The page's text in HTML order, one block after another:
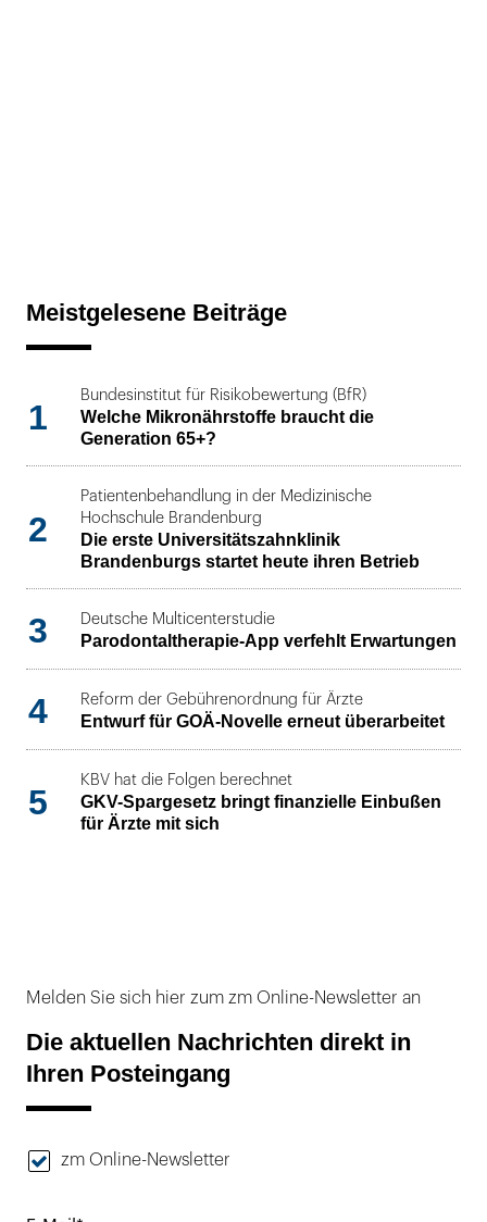
Meistgelesene Beiträge
1
Bundesinstitut für Risikobewertung (BfR)
Welche Mikronährstoffe braucht die
Generation 65+?
2
Patientenbehandlung in der Medizinische
Hochschule Brandenburg
Die erste Universitätszahnklinik
Brandenburgs startet heute ihren Betrieb
3 Deutsche Multicenterstudie
Parodontaltherapie-App verfehlt Erwartungen
4 Reform der Gebührenordnung für Ärzte
Entwurf für GOÄ-Novelle erneut überarbeitet
5
KBV hat die Folgen berechnet
GKV-Spargesetz bringt finanzielle Einbußen
für Ärzte mit sich
Melden Sie sich hier zum zm Online-Newsletter an
Die aktuellen Nachrichten direkt in
Ihren Posteingang
zm Online-Newsletter